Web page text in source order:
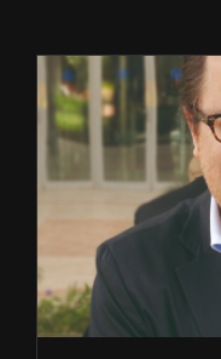
À L’AGENDA
OÙ
LIRE